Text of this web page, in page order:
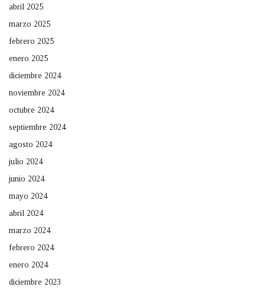
abril 2025
marzo 2025
febrero 2025
enero 2025
diciembre 2024
noviembre 2024
octubre 2024
septiembre 2024
agosto 2024
julio 2024
junio 2024
mayo 2024
abril 2024
marzo 2024
febrero 2024
enero 2024
diciembre 2023